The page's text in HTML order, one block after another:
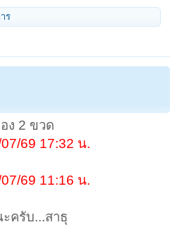
ร
ง 2 ขวด
69 17:32 น.
69 11:16 น.
ครับ...สาธุ